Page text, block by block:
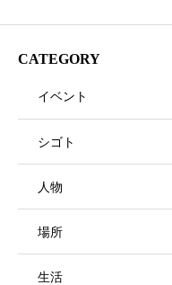
CATEGORY
イベント
シゴト
人物
場所
生活